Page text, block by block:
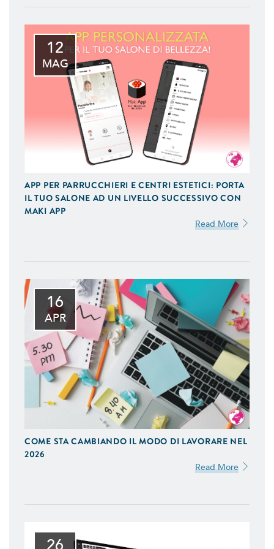
12
MAG
APP PER PARRUCCHIERI E CENTRI ESTETICI: PORTA
IL TUO SALONE AD UN LIVELLO SUCCESSIVO CON
MAKI APP
Read More
16
APR
COME STA CAMBIANDO IL MODO DI LAVORARE NEL
2026
Read More